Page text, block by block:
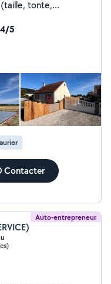
tonte,
(terrain de
des livraisons
mon métier,
et mon expérience
5
Contacter
Auto-entrepreneur